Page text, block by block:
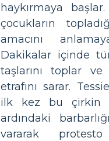
haykırmaya
çocukların
amacını
Dakikalar içinde
taşlarını toplar ve
etrafını sarar.
ilk kez bu çirkin
ardındaki
vararak